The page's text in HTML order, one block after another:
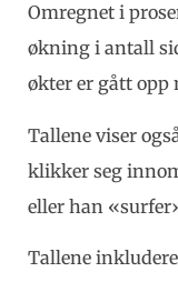
Omregnet i
økning i antall
økter er gått opp
Tallene viser
klikker seg
eller han
Tallene